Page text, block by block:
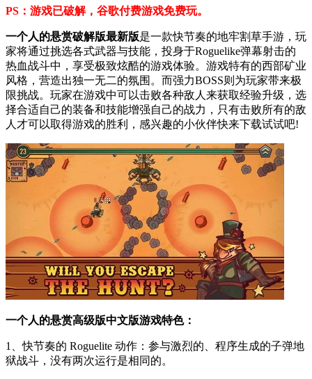
PS：游戏已破解，谷歌付费游戏免费玩。
一个人的悬赏破解版最新版是一款快节奏的地牢割草手游，玩
家将通过挑选各式武器与技能，投身于Roguelike弹幕射击的
热血战斗中，享受极致炫酷的游戏体验。游戏特有的西部矿业
风格，营造出独一无二的氛围。而强力BOSS则为玩家带来极
限挑战。玩家在游戏中可以击败各种敌人来获取经验升级，选
择合适自己的装备和技能增强自己的战力，只有击败所有的敌
人才可以取得游戏的胜利，感兴趣的小伙伴快来下载试试吧!
一个人的悬赏高级版中文版游戏特色：
1、快节奏的 Roguelite 动作：参与激烈的、程序生成的子弹地
狱战斗，没有两次运行是相同的。